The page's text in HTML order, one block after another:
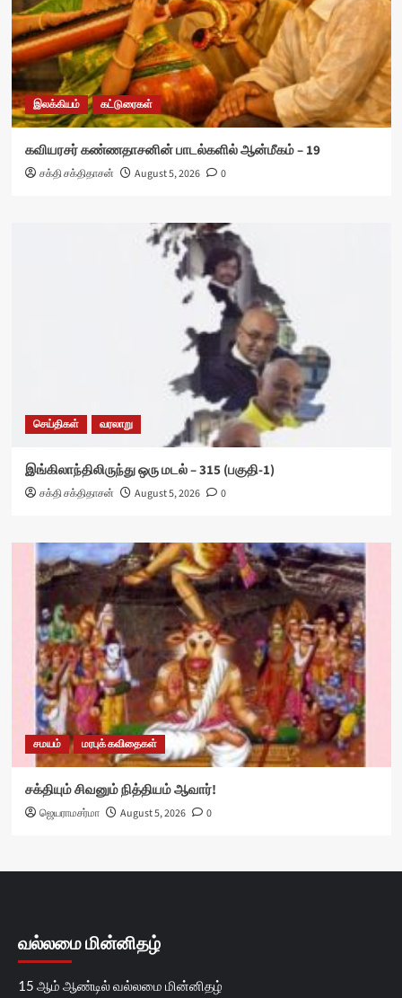
இலக்கியம் கட்டுரைகள்
கவியரசர் கண்ணதாசனின் பாடல்களில் ஆன்மீகம் – 19
சக்தி சக்திதாசன் August 5, 2026 0
செய்திகள் வரலாறு
இங்கிலாந்திலிருந்து ஒரு மடல் – 315 (பகுதி-1)
சக்தி சக்திதாசன் August 5, 2026 0
சமயம் மரபுக் கவிதைகள்
சக்தியும் சிவனும் நித்தியம் ஆவார்!
ஜெயராமசர்மா August 5, 2026 0
வல்லமை மின்னிதழ்
15 ஆம் ஆண்டில் வல்லமை மின்னிதழ்